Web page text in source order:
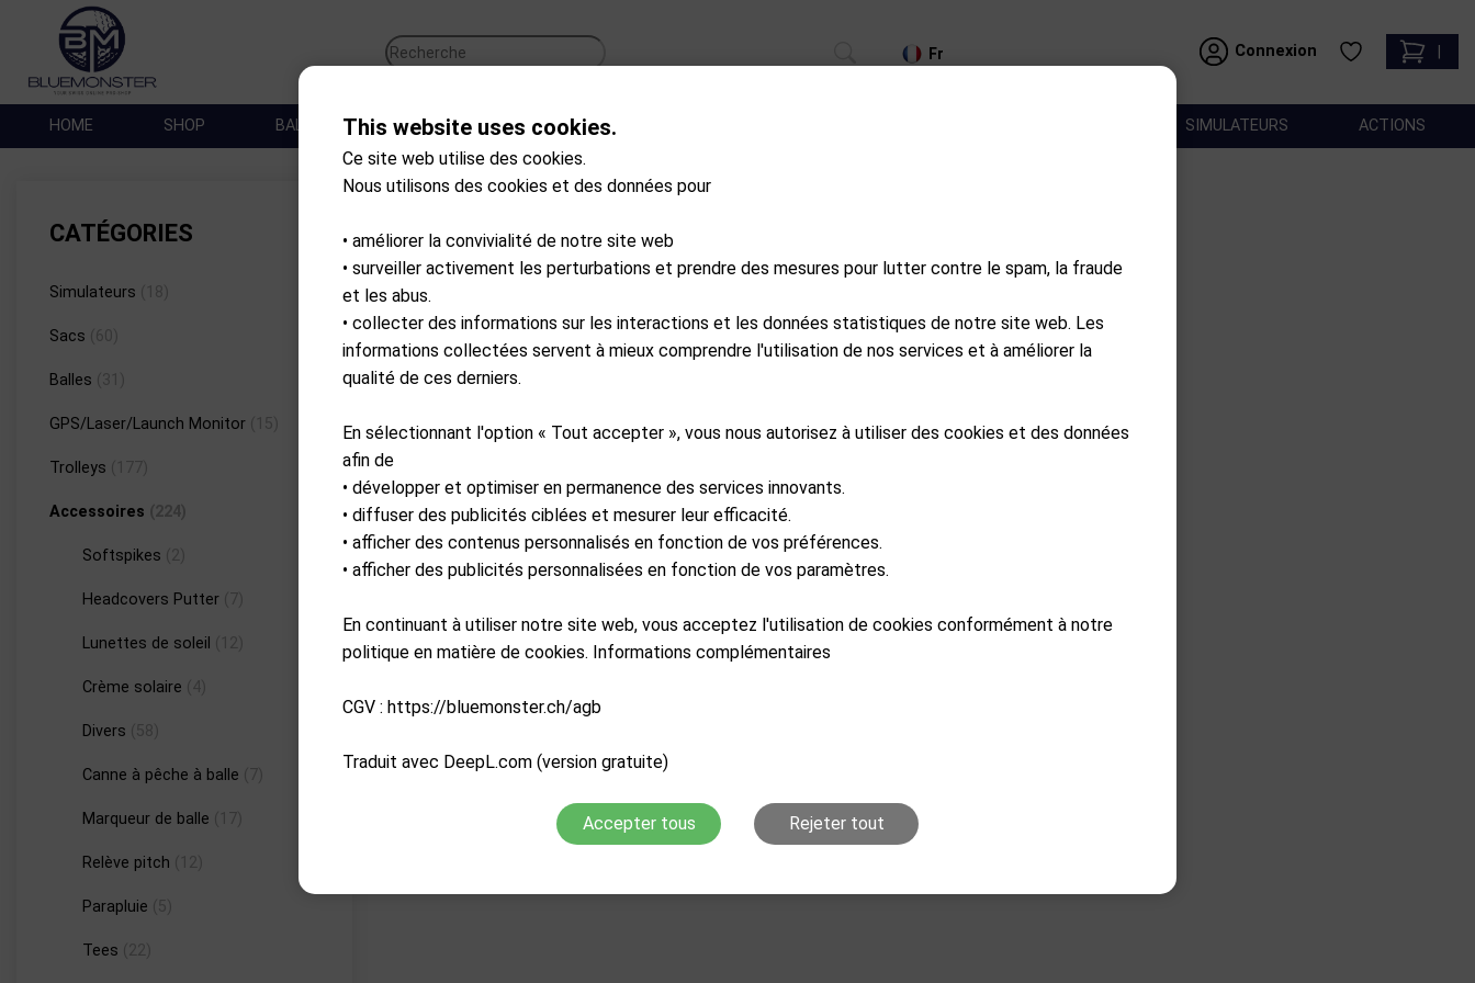
Connexion
Fr
HOME SHOP BALLES DE GOLF SACS TROLLEYS SIMULATEURS ACTIONS
CATÉGORIES
Simulateurs
Sacs
Balles
GPS/Laser/Launch Monitor
Trolleys
Accessoires
Softspikes
Headcovers Putter
Lunettes de soleil
Crème solaire
Divers
Canne à pêche à balle
Marqueur de balle
Relève pitch
Parapluie
Tees
Produits en stock
This website uses cookies.
Ce site web utilise des cookies.
Nous utilisons des cookies et des données pour
• améliorer la convivialité de notre site web
• surveiller activement les perturbations et prendre des mesures pour lutter contre le spam, la fraude
et les abus.
• collecter des informations sur les interactions et les données statistiques de notre site web. Les
informations collectées servent à mieux comprendre l'utilisation de nos services et à améliorer la
qualité de ces derniers.
En sélectionnant l'option « Tout accepter », vous nous autorisez à utiliser des cookies et des données
afin de
• développer et optimiser en permanence des services innovants.
• diffuser des publicités ciblées et mesurer leur efficacité.
• afficher des contenus personnalisés en fonction de vos préférences.
• afficher des publicités personnalisées en fonction de vos paramètres.
En continuant à utiliser notre site web, vous acceptez l'utilisation de cookies conformément à notre
politique en matière de cookies. Informations complémentaires
CGV : https://bluemonster.ch/agb
Traduit avec DeepL.com (version gratuite)
Accepter tous Rejeter tout